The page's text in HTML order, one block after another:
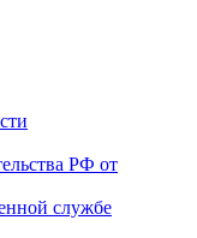
РФ от
службе